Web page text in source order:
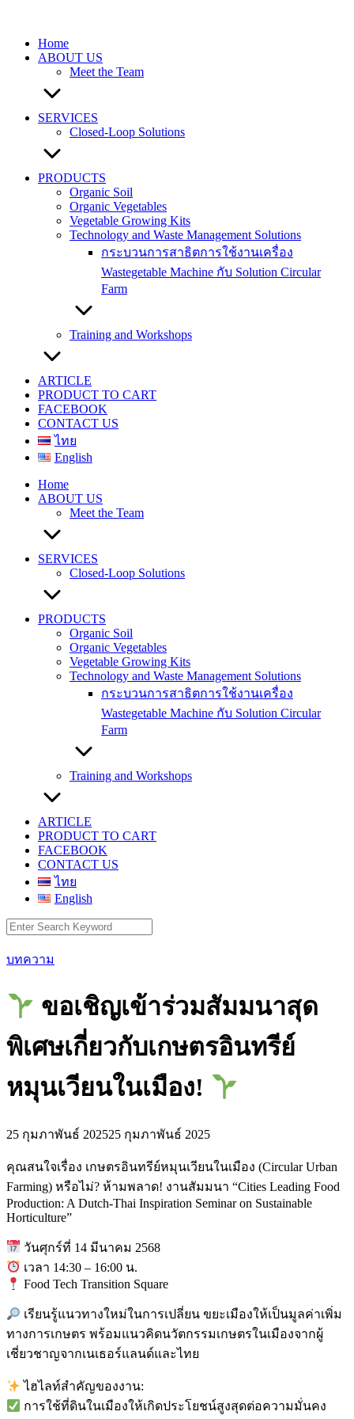
contentHome
ABOUT US
Meet the Team
SERVICES
Closed-Loop Solutions
PRODUCTS
Organic Soil
Organic Vegetables
Vegetable Growing Kits
Technology and Waste Management Solutions
กระบวนการสาธิตการใช้งานเครื่อง
Wastegetable Machine กับ Solution Circular
Farm
Training and Workshops
ARTICLE
PRODUCT TO CART
FACEBOOK
CONTACT US
ไทย
English
Home
ABOUT US
Meet the Team
SERVICES
Closed-Loop Solutions
PRODUCTS
Organic Soil
Organic Vegetables
Vegetable Growing Kits
Technology and Waste Management Solutions
กระบวนการสาธิตการใช้งานเครื่อง
Wastegetable Machine กับ Solution Circular
Farm
Training and Workshops
ARTICLE
PRODUCT TO CART
FACEBOOK
CONTACT US
ไทย
English
Search
for:
บทความ
ขอเชิญเข้าร่วมสัมมนาสุด
พิเศษเกี่ยวกับเกษตรอินทรีย์
หมุนเวียนในเมือง!
25 กุมภาพันธ์ 202525 กุมภาพันธ์ 2025
คุณสนใจเรื่อง เกษตรอินทรีย์หมุนเวียนในเมือง (Circular Urban
Farming) หรือไม่? ห้ามพลาด! งานสัมมนา “Cities Leading Food
Production: A Dutch-Thai Inspiration Seminar on Sustainable
Horticulture”
วันศุกร์ที่ 14 มีนาคม 2568
เวลา 14:30 – 16:00 น.
Food Tech Transition Square
เรียนรู้แนวทางใหม่ในการเปลี่ยน ขยะเมืองให้เป็นมูลค่าเพิ่ม
ทางการเกษตร พร้อมแนวคิดนวัตกรรมเกษตรในเมืองจากผู้
เชี่ยวชาญจากเนเธอร์แลนด์และไทย
ไฮไลท์สำคัญของงาน:
การใช้ที่ดินในเมืองให้เกิดประโยชน์สูงสุดต่อความมั่นคง